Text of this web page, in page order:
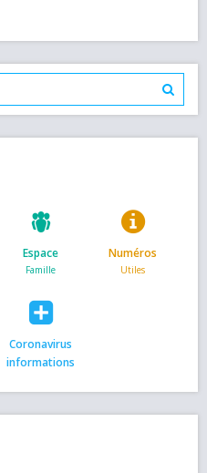
Espace Numéros
Coronavirus
informations